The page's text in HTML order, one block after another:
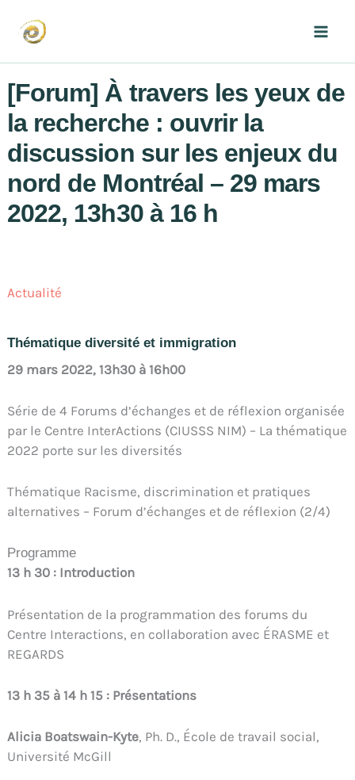
contenu
[Forum] À travers les yeux de
la recherche : ouvrir la
discussion sur les enjeux du
nord de Montréal – 29 mars
2022, 13h30 à 16 h
Actualité
Thématique diversité et immigration
29 mars 2022, 13h30 à 16h00
Série de 4 Forums d’échanges et de réflexion organisée
par le Centre InterActions (CIUSSS NIM) – La thématique
2022 porte sur les diversités
Thématique Racisme, discrimination et pratiques
alternatives – Forum d’échanges et de réflexion (2/4)
Programme
13 h 30 : Introduction
Présentation de la programmation des forums du
Centre Interactions, en collaboration avec ÉRASME et
REGARDS
13 h 35 à 14 h 15 : Présentations
Alicia Boatswain-Kyte, Ph. D., École de travail social,
Université McGill